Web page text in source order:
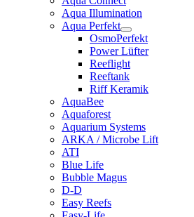
Aqua Illumination
Aqua Perfekt
OsmoPerfekt
Power Lüfter
Reeflight
Reeftank
Riff Keramik
AquaBee
Aquaforest
Aquarium Systems
ARKA / Microbe Lift
ATI
Blue Life
Bubble Magus
D-D
Easy Reefs